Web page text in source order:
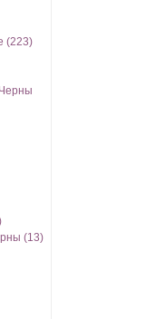
(223)
(13)